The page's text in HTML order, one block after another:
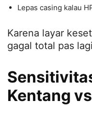
Lepas casing kalau
Karena layar
gagal total pas
Kentang